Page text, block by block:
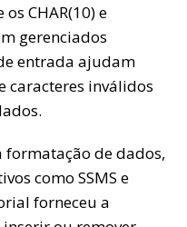
CHAR(10) e
gerenciados
entrada ajudam
caracteres inválidos
de dados,
como SSMS e
forneceu a